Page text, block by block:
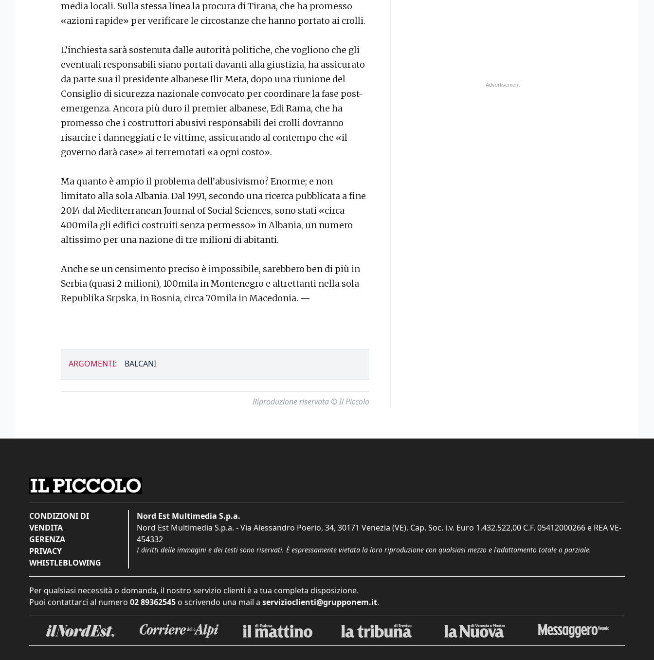
media locali. Sulla stessa linea la procura di Tirana, che ha promesso
«azioni rapide» per verificare le circostanze che hanno portato ai crolli.
L’inchiesta sarà sostenuta dalle autorità politiche, che vogliono che gli
eventuali responsabili siano portati davanti alla giustizia, ha assicurato
da parte sua il presidente albanese Ilir Meta, dopo una riunione del
Consiglio di sicurezza nazionale convocato per coordinare la fase post-
emergenza. Ancora più duro il premier albanese, Edi Rama, che ha
promesso che i costruttori abusivi responsabili dei crolli dovranno
risarcire i danneggiati e le vittime, assicurando al contempo che «il
governo darà case» ai terremotati «a ogni costo».
Ma quanto è ampio il problema dell’abusivismo? Enorme; e non
limitato alla sola Albania. Dal 1991, secondo una ricerca pubblicata a fine
2014 dal Mediterranean Journal of Social Sciences, sono stati «circa
400mila gli edifici costruiti senza permesso» in Albania, un numero
altissimo per una nazione di tre milioni di abitanti.
Anche se un censimento preciso è impossibile, sarebbero ben di più in
Serbia (quasi 2 milioni), 100mila in Montenegro e altrettanti nella sola
Republika Srpska, in Bosnia, circa 70mila in Macedonia. —
ARGOMENTI: BALCANI
Riproduzione riservata © Il Piccolo
CONDIZIONI DI
VENDITA
GERENZA
PRIVACY
WHISTLEBLOWING
Nord Est Multimedia S.p.a.
Nord Est Multimedia S.p.a. - Via Alessandro Poerio, 34, 30171 Venezia (VE). Cap. Soc. i.v. Euro 1.432.522,00 C.F. 05412000266 e REA VE-
454332
I diritti delle immagini e dei testi sono riservati. È espressamente vietata la loro riproduzione con qualsiasi mezzo e l'adattamento totale o parziale.
Per qualsiasi necessità o domanda, il nostro servizio clienti è a tua completa disposizione.
Puoi contattarci al numero 02 89362545 o scrivendo una mail a servizioclienti@grupponem.it.